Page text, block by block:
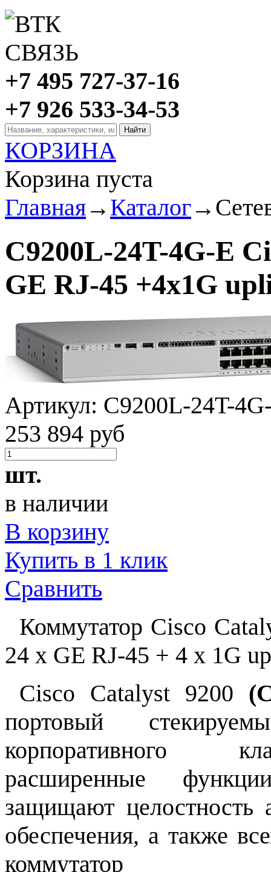
+7 495 727-37-16
+7 926 533-34-53
КОРЗИНА
Корзина пуста
Главная→ Каталог→
C9200L-24T-4G-E
GE RJ-45 +4x1G
Артикул: C9200L-24T-
253 894 руб
шт.
в наличии
В корзину
Купить в 1 клик
Сравнить
Коммутатор Cisco
24 x GE RJ-45 + 4 x 1G
Cisco Catalyst 9200
портовый
корпоративного
расширенные
защищают целостность
обеспечения, а также
коммутатор